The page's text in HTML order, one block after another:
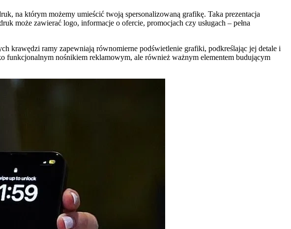
na którym możemy umieścić twoją spersonalizowaną grafikę. Taka prezentacja
może zawierać logo, informacje o ofercie, promocjach czy usługach – pełna
krawędzi ramy zapewniają równomierne podświetlenie grafiki, podkreślając jej detale i
nośnikiem reklamowym, ale również ważnym elementem budującym